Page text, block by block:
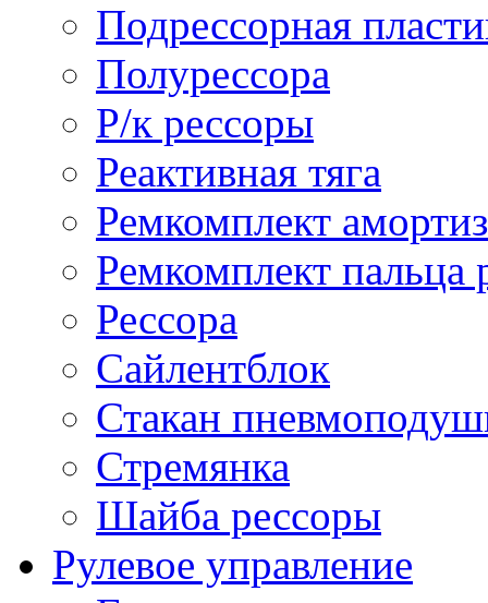
Подрессорная
Полурессора
Р/к рессоры
Реактивная тяга
Ремкомплект
Ремкомплект пальца
Рессора
Сайлентблок
Стакан
Стремянка
Шайба рессоры
Рулевое управление